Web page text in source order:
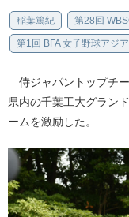
稲葉篤紀 第28回
第1回 BFA 女子野球アジ
侍ジャパントップチ
県内の千葉工大グラン
ームを激励した。